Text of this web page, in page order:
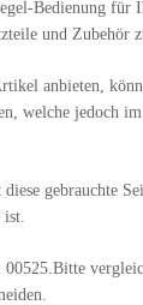
Bedienung
und Zubehör
anbieten,
welche jedoch
gebrauchte